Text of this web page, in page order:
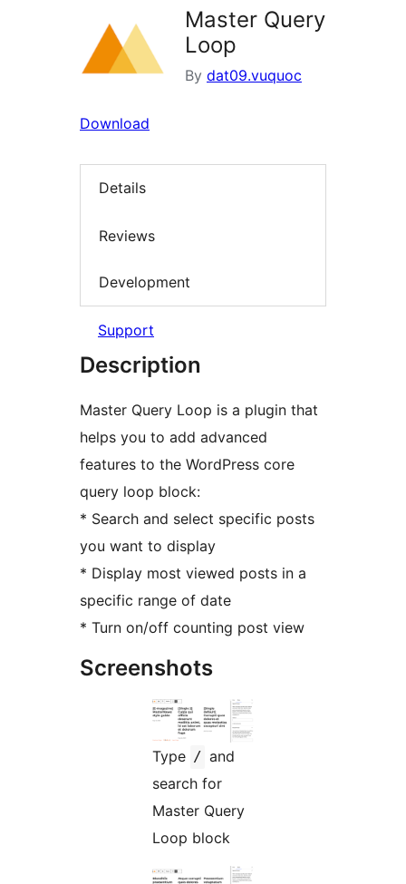
Master Query
Loop
By dat09.vuquoc
Download
Details
Reviews
Development
Support
Description
Master Query Loop is a plugin that
helps you to add advanced
features to the WordPress core
query loop block:
* Search and select specific posts
you want to display
* Display most viewed posts in a
specific range of date
* Turn on/off counting post view
Screenshots
Type / and
search for
Master Query
Loop block